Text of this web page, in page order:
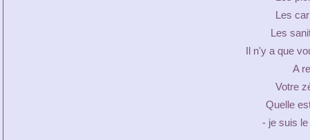
Les
Les
Il n'y a que
A
Votre
Quelle
- je suis